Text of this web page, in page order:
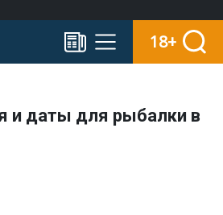
18+
и даты для рыбалки в